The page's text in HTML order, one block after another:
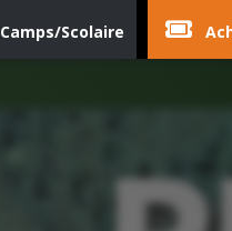
Camps/Scolaire